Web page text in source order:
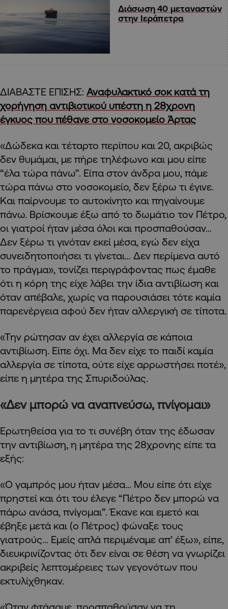
Διάσωση 40 μεταναστών
στην Ιεράπετρα
ΔΙΑΒΑΣΤΕ ΕΠΙΣΗΣ: Αναφυλακτικό σοκ κατά τη
χορήγηση αντιβιοτικού υπέστη η 28χρονη
έγκυος που πέθανε στο νοσοκομείο Άρτας
«Δώδεκα και τέταρτο περίπου και 20, ακριβώς
δεν θυμάμαι, με πήρε τηλέφωνο και μου είπε
“έλα τώρα πάνω”. Είπα στον άνδρα μου, πάμε
τώρα πάνω στο νοσοκομείο, δεν ξέρω τι έγινε.
Και παίρνουμε το αυτοκίνητο και πηγαίνουμε
πάνω. Βρίσκουμε έξω από το δωμάτιο τον Πέτρο,
οι γιατροί ήταν μέσα όλοι και προσπαθούσαν…
Δεν ξέρω τι γινόταν εκεί μέσα, εγώ δεν είχα
συνειδητοποιήσει τι γίνεται… Δεν περίμενα αυτό
το πράγμα», τονίζει περιγράφοντας πως έμαθε
ότι η κόρη της είχε λάβει την ίδια αντιβίωση και
όταν απέβαλε, χωρίς να παρουσιάσει τότε καμία
παρενέργεια αφού δεν ήταν αλλεργική σε τίποτα.
«Την ρώτησαν αν έχει αλλεργία σε κάποια
αντιβίωση. Είπε όχι. Μα δεν είχε το παιδί καμία
αλλεργία σε τίποτα, ούτε είχε αρρωστήσει ποτέ»,
είπε η μητέρα της Σπυριδούλας.
«Δεν μπορώ να αναπνεύσω, πνίγομαι»
Ερωτηθείσα για το τι συνέβη όταν της έδωσαν
την αντιβίωση, η μητέρα της 28χρονης είπε τα
εξής:
«Ο γαμπρός μου ήταν μέσα… Μου είπε ότι είχε
πρηστεί και ότι του έλεγε “Πέτρο δεν μπορώ να
πάρω ανάσα, πνίγομαι”. Έκανε και εμετό και
έβηξε μετά και (ο Πέτρος) φώναξε τους
γιατρούς… Εμείς απλά περιμέναμε απ’ έξω», είπε,
διευκρινίζοντας ότι δεν είναι σε θέση να γνωρίζει
ακριβείς λεπτομέρειες των γεγονότων που
εκτυλίχθηκαν.